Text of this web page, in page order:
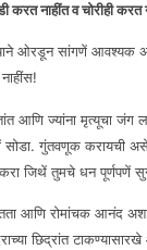
करत नाहींत व चोरीही
ओरडून सांगणें
आणि ज्यांना मृत्यूचा
सोडा. गुंतवणूक करायची
करा जिथें तुमचे धन पूर्णपणें
आणि रोमांचक आनंद
छिद्रांत